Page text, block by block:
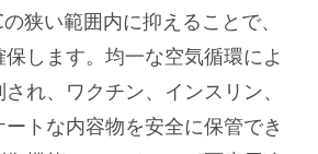
狭い範囲内に抑えることで、
します。均一な空気循環によ
れ、ワクチン、インスリン、
トな内容物を安全に保管でき